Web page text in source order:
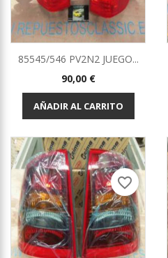
85545/546 PV2N2 JUEGO...
Precio
90,00 €
AÑADIR AL CARRITO
favorite_border